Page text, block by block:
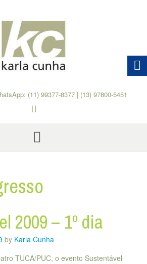
(11) 99377-8377 | (13) 97800-5451
2009 – 1º dia
by Karla Cunha
TUCA/PUC, o evento Sustentável